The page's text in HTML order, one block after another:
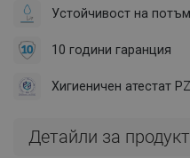
Устойчивост на
10 години гаранция
Хигиеничен атестат
Детайли за